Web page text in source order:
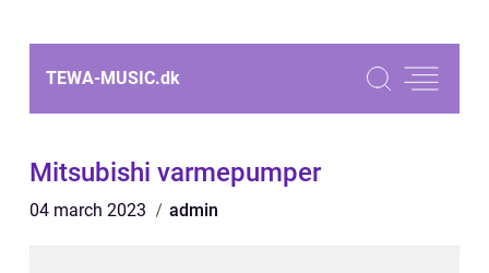
TEWA-MUSIC.dk
Mitsubishi varmepumper
04 march 2023 admin